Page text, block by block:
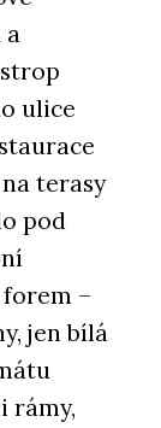
ulice
terasy
pod
–
jen bílá
rámy,